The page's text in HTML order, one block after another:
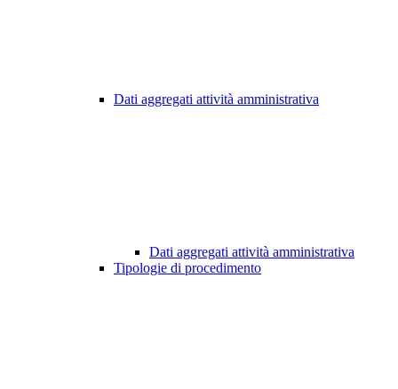
Dati aggregati attività amministrativa
Dati aggregati attività amministrativa
Tipologie di procedimento